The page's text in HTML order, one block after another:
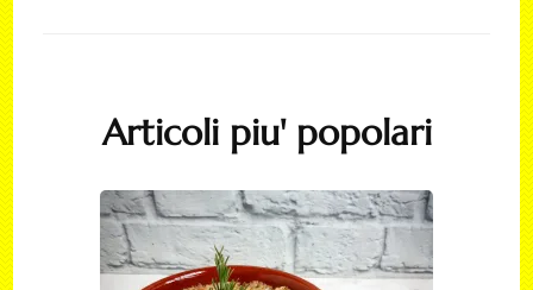
Articoli piu' popolari